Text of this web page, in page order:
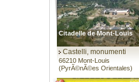
Citadelle de Mont-Louis
Castelli, monumenti
66210 Mont-Louis
(PyrÃ©nÃ©es Orientales)